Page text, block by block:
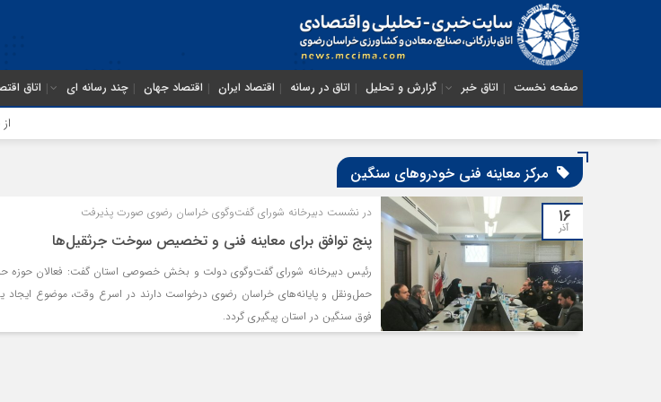
صفحه نخست اتاق خبر گزارش و تحلیل اتاق در رسانه اقتصاد ایران اقتصاد جهان چند رسانه ای اتاق
از
مرکز معاینه فنی خودروهای سنگین
۱۶
آذر
در نشست دبیرخانه شورای گفت‌وگوی خراسان رضوی صورت پذیرفت
پنج توافق برای معاینه فنی و تخصیص سوخت جرثقیل‌ها
رئیس دبیرخانه شورای گفت‌وگوی دولت و بخش خصوصی استان گفت: فعالان حوزه
حمل‌ونقل و پایانه‌های خراسان رضوی درخواست دارند در اسرع وقت، موضوع ایجاد
فوق سنگین در استان پیگیری گردد.